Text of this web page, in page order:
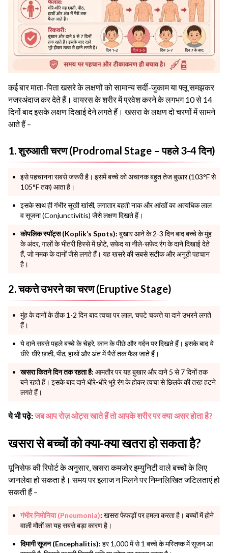
कई बार माता-पिता खसरे के लक्षणों को सामान्य सर्दी-जुकाम या फ्लू समझकर
नजरअंदाज कर देते हैं। वायरस के शरीर में प्रवेश करने के लगभग 10 से 14
दिनों बाद इसके लक्षण दिखाई देने लगते हैं। खसरा के लक्षण दो चरणों में सामने
आते हैं –
1. शुरुआती चरण (Prodromal Stage – पहले 3-4 दिन)
इसे पहचानना सबसे जरूरी है। इसमें बच्चे को अचानक बहुत तेज बुखार (103°F से
105°F तक) आता है।
इसके साथ ही गंभीर सूखी खांसी, लगातार बहती नाक और आंखों का अत्यधिक लाल
व सूजना (Conjunctivitis) जैसे लक्षण दिखते हैं।
कोपलिक स्पॉट्स (Koplik’s Spots): बुखार आने के 2-3 दिन बाद बच्चे के मुंह
के अंदर, गालों के भीतरी हिस्से में छोटे, सफेद या नीले-सफेद रंग के दाने दिखाई देते
हैं, जो नमक के दानों जैसे लगते हैं। यह खसरे की सबसे सटीक और अनूठी पहचान
है।
2. चकत्ते उभरने का चरण (Eruptive Stage)
मुंह के दानों के ठीक 1-2 दिन बाद त्वचा पर लाल, चपटे चकत्ते या दाने उभरने लगते
हैं।
ये दाने सबसे पहले बच्चे के चेहरे, कान के पीछे और गर्दन पर दिखते हैं। इसके बाद ये
धीरे-धीरे छाती, पीठ, हाथों और अंत में पैरों तक फैल जाते हैं।
खसरा कितने दिन तक रहता है: आमतौर पर यह बुखार और दाने 5 से 7 दिनों तक
बने रहते हैं। इसके बाद दाने धीरे-धीरे भूरे रंग के होकर त्वचा से छिलके की तरह हटने
लगते हैं।
ये भी पढ़े:जब आप रोज़ ओट्स खाते हैं तो आपके शरीर पर क्या असर होता है?
खसरा से बच्चों को क्या-क्या खतरा हो सकता है?
यूनिसेफ की रिपोर्ट के अनुसार, खसरा कमजोर इम्युनिटी वाले बच्चों के लिए
जानलेवा हो सकता है। समय पर इलाज न मिलने पर निम्नलिखित जटिलताएं हो
सकती हैं –
गंभीर निमोनिया (Pneumonia): खसरा फेफड़ों पर हमला करता है। बच्चों में होने
वाली मौतों का यह सबसे बड़ा कारण है।
दिमागी सूजन (Encephalitis): हर 1,000 में से 1 बच्चे के मस्तिष्क में सूजन आ